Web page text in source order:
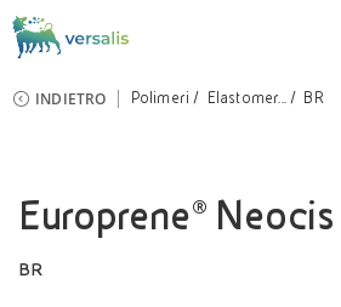
INDIETRO Polimeri Elastomer... BR
Europrene®
BR